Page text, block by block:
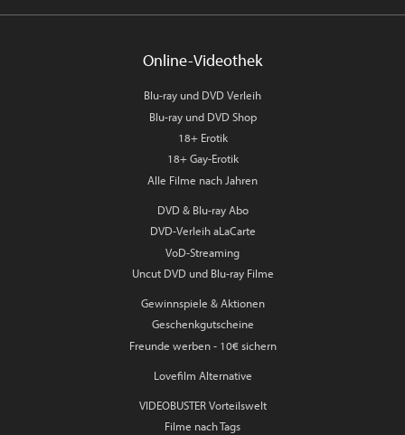
Online-Videothek
Blu-ray und DVD Verleih
Blu-ray und DVD Shop
18+ Erotik
18+ Gay-Erotik
Alle Filme nach Jahren
DVD & Blu-ray Abo
DVD-Verleih aLaCarte
VoD-Streaming
Uncut DVD und Blu-ray Filme
Gewinnspiele & Aktionen
Geschenkgutscheine
Freunde werben - 10€ sichern
Lovefilm Alternative
VIDEOBUSTER Vorteilswelt
Filme nach Tags